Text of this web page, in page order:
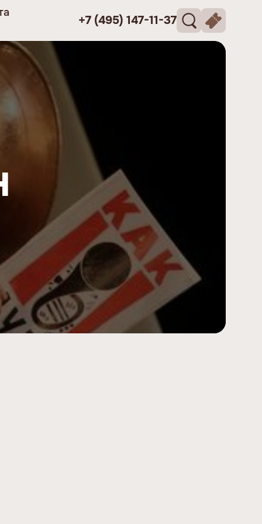
+7 (495) 147-11-37